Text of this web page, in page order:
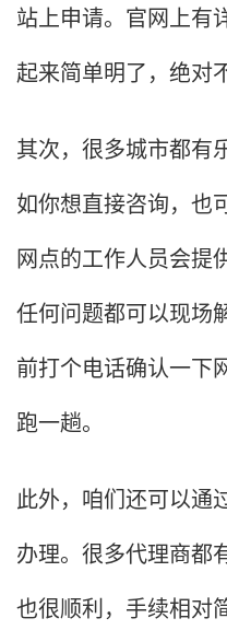
站上申请。官网上有
起来简单明了，绝对
其次，很多城市都有
如你想直接咨询，也
网点的工作人员会提
任何问题都可以现场
前打个电话确认一下
跑一趟。
此外，咱们还可以通
办理。很多代理商都
也很顺利，手续相对